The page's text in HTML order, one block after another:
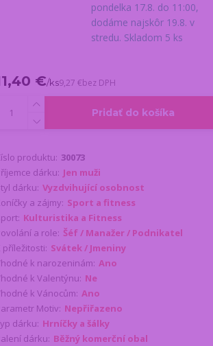
pondelka 17.8. do 11:00,
dodáme najskôr 19.8. v
stredu. Skladom 5 ks
€/ks9,27 €bez DPH
Pridať do košíka
produktu: 30073
dárku: Jen muži
dárku: Vyzdvihující osobnost
a zájmy: Sport a fitness
Kulturistika a Fitness
a role: Šéf / Manažer / Podnikatel
příležitosti: Svátek / Jmeniny
k narozeninám: Ano
k Valentýnu: Ne
k Vánocům: Ano
Motiv: Nepřiřazeno
dárku: Hrníčky a šálky
dárku: Běžný komerční obal